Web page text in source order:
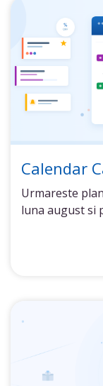
Calendar
Urmareste
luna august si